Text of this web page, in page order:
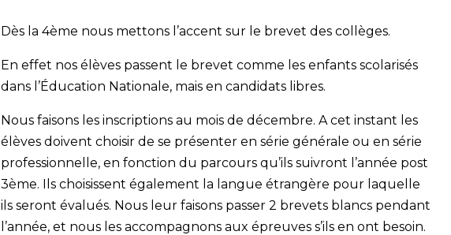
Dès la 4ème nous mettons l’accent sur le brevet des collèges.
En effet nos élèves passent le brevet comme les enfants scolarisés
dans l’Éducation Nationale, mais en candidats libres.
Nous faisons les inscriptions au mois de décembre. A cet instant les
élèves doivent choisir de se présenter en série générale ou en série
professionnelle, en fonction du parcours qu’ils suivront l’année post
3ème. Ils choisissent également la langue étrangère pour laquelle
ils seront évalués. Nous leur faisons passer 2 brevets blancs pendant
l’année, et nous les accompagnons aux épreuves s’ils en ont besoin.